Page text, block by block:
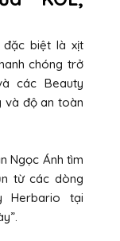
đặc biệt là xịt
chóng trở
các Beauty
và độ an toàn
Ngọc Ánh tìm
từ các dòng
Herbario tại